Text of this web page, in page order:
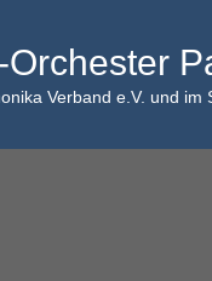
Verband e.V. und im